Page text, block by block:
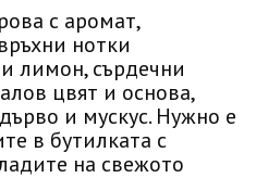
с аромат,
нотки
лимон, сърдечни
цвят и основа,
и мускус. Нужно е
в бутилката с
на свежото